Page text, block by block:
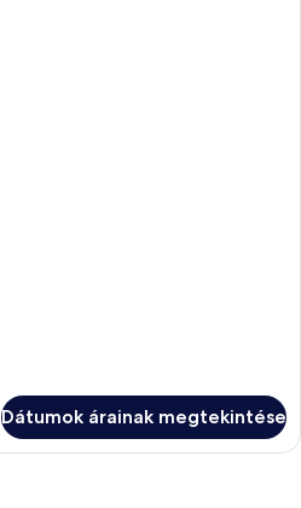
Dátumok árainak megtekintése